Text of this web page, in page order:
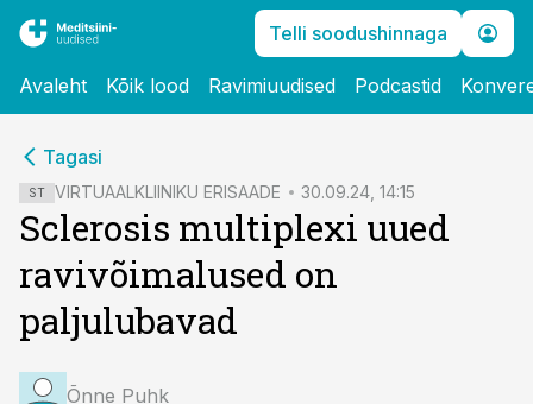
Telli soodushinnaga
Avaleht Kõik lood Ravimiuudised Podcastid
Tagasi
ST VIRTUAALKLIINIKU ERISAADE 30.09.24, 14:15
Sclerosis multiplexi uued
ravivõimalused on
paljulubavad
Õnne Puhk